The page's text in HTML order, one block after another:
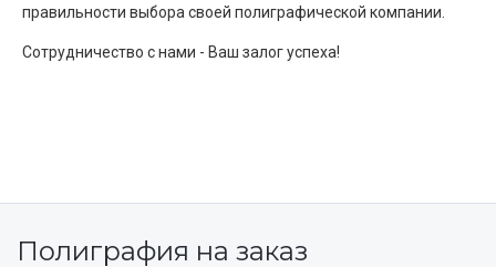
правильности выбора своей полиграфической компании.
Сотрудничество с нами - Ваш залог успеха!
Полиграфия на заказ